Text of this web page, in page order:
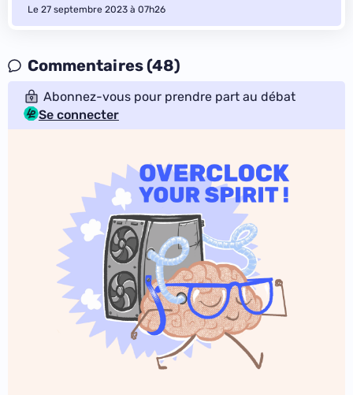
Le 27 septembre 2023 à 07h26
Commentaires (48)
Abonnez-vous pour prendre part au débat
Se connecter